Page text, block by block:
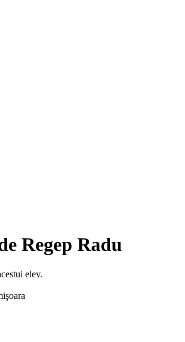
Regep Radu
elev.